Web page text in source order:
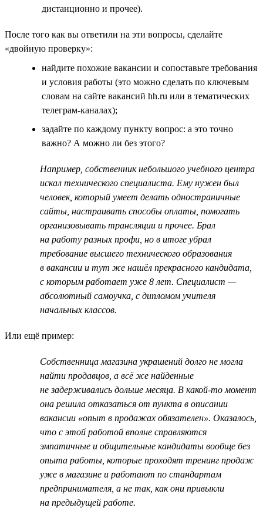
дистанционно и прочее).
После того как вы ответили на эти вопросы, сделайте
«двойную проверку»:
найдите похожие вакансии и сопоставьте требования
и условия работы (это можно сделать по ключевым
словам на сайте вакансий hh.ru или в тематических
телеграм-каналах);
задайте по каждому пункту вопрос: а это точно
важно? А можно ли без этого?
Например, собственник небольшого учебного центра
искал технического специалиста. Ему нужен был
человек, который умеет делать одностраничные
сайты, настраивать способы оплаты, помогать
организовывать трансляции и прочее. Брал
на работу разных профи, но в итоге убрал
требование высшего технического образования
в вакансии и тут же нашёл прекрасного кандидата,
с которым работает уже 8 лет. Специалист —
абсолютный самоучка, с дипломом учителя
начальных классов.
Или ещё пример:
Собственница магазина украшений долго не могла
найти продавцов, а всё же найденные
не задерживались дольше месяца. В какой-то момент
она решила отказаться от пункта в описании
вакансии «опыт в продажах обязателен». Оказалось,
что с этой работой вполне справляются
эмпатичные и общительные кандидаты вообще без
опыта работы, которые проходят тренинг продаж
уже в магазине и работают по стандартам
предпринимателя, а не так, как они привыкли
на предыдущей работе.